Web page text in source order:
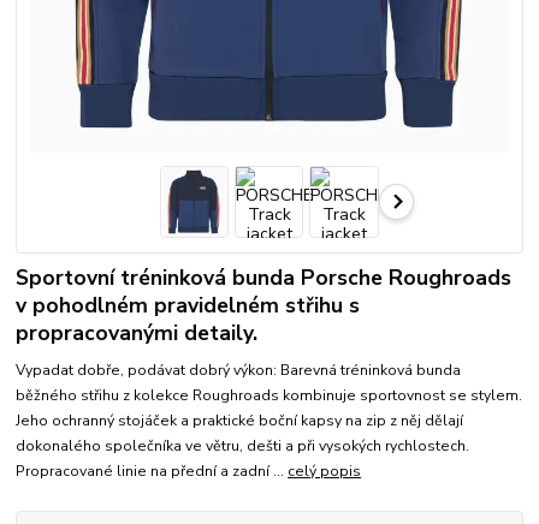
Sportovní tréninková bunda Porsche Roughroads
v pohodlném pravidelném střihu s
propracovanými detaily.
Vypadat dobře, podávat dobrý výkon: Barevná tréninková bunda
běžného střihu z kolekce Roughroads kombinuje sportovnost se stylem.
Jeho ochranný stojáček a praktické boční kapsy na zip z něj dělají
dokonalého společníka ve větru, dešti a při vysokých rychlostech.
Propracované linie na přední a zadní ... celý popis